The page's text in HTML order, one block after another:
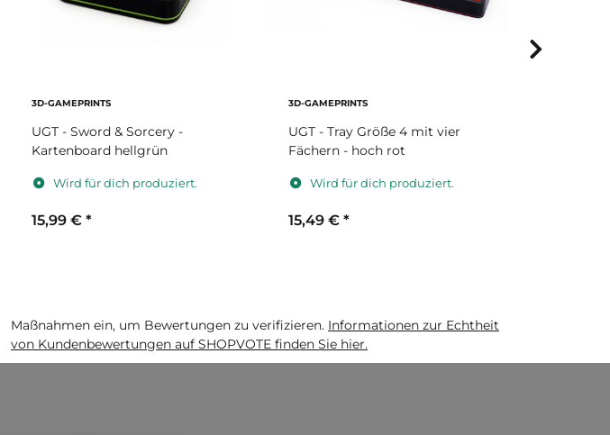
3D-GAMEPRINTS
UGT - Sword & Sorcery -
Kartenboard hellgrün
Wird für dich produziert.
15,99 € *
3D-GAMEPRINTS
UGT - Tray Größe 4 mit vier
Fächern - hoch rot
Wird für dich produziert.
15,49 € *
Maßnahmen ein, um Bewertungen zu verifizieren. Informationen zur Echtheit
von Kundenbewertungen auf SHOPVOTE finden Sie hier.